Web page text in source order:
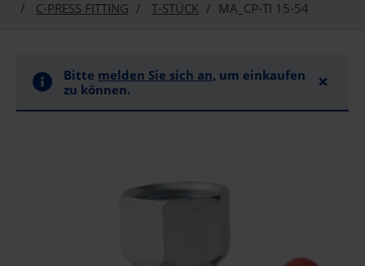
C-PRESS FITTING
T-STÜCK MA_CP-TI 15-54
Bitte melden Sie sich an, um einkaufen
zu können.
×